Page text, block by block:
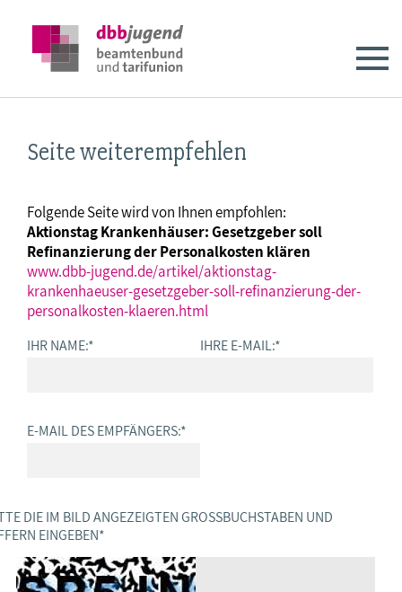
Seite weiterempfehlen
Folgende Seite wird von Ihnen empfohlen:
Aktionstag Krankenhäuser: Gesetzgeber soll
Refinanzierung der Personalkosten klären
www.dbb-jugend.de/artikel/aktionstag-
krankenhaeuser-gesetzgeber-soll-refinanzierung-der-
personalkosten-klaeren.html
IHR NAME:* IHRE E-MAIL:*
E-MAIL DES EMPFÄNGERS:*
DIE IM BILD ANGEZEIGTEN GROSSBUCHSTABEN UND Z
EINGEBEN *